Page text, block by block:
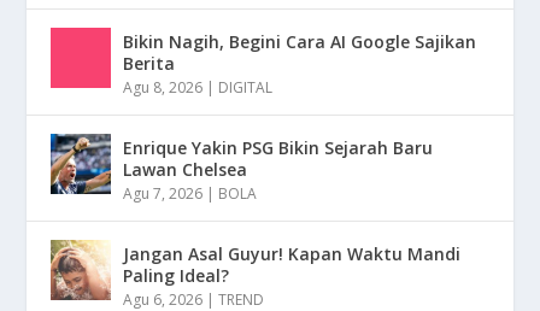
Bikin Nagih, Begini Cara AI Google Sajikan
Berita
Agu 8, 2026 | DIGITAL
Enrique Yakin PSG Bikin Sejarah Baru
Lawan Chelsea
Agu 7, 2026 | BOLA
Jangan Asal Guyur! Kapan Waktu Mandi
Paling Ideal?
Agu 6, 2026 |TREND